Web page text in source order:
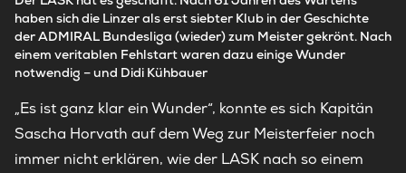
haben sich die Linzer als erst siebter Klub in der Geschichte
der ADMIRAL Bundesliga (wieder) zum Meister gekrönt. Nach
einem veritablen Fehlstart waren dazu einige Wunder
notwendig – und Didi Kühbauer
„Es ist ganz klar ein Wunder“, konnte es sich Kapitän
Sascha Horvath auf dem Weg zur Meisterfeier noch
immer nicht erklären, wie der LASK nach so einem